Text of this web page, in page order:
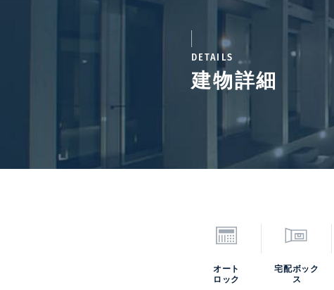
DETAILS
建物詳細
オート
ロック
宅配ボック
ス